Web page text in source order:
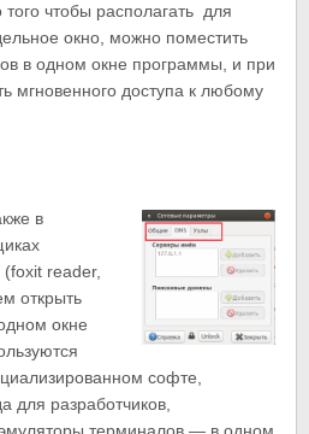
чтобы располагать для
окно, можно поместить
в одном окне программы, и при
мгновенного доступа к любому
в
reader,
открыть
окне
софте,
для разработчиков,